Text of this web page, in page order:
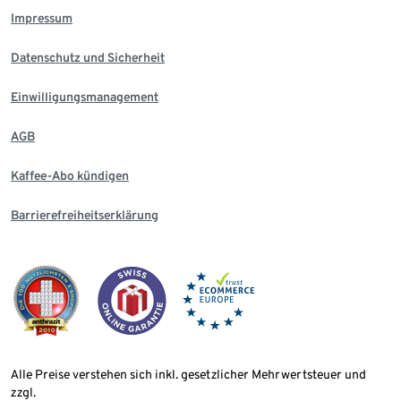
Impressum
Datenschutz und Sicherheit
Einwilligungsmanagement
AGB
Kaffee-Abo kündigen
Barrierefreiheitserklärung
Alle Preise verstehen sich inkl. gesetzlicher Mehrwertsteuer und
zzgl.